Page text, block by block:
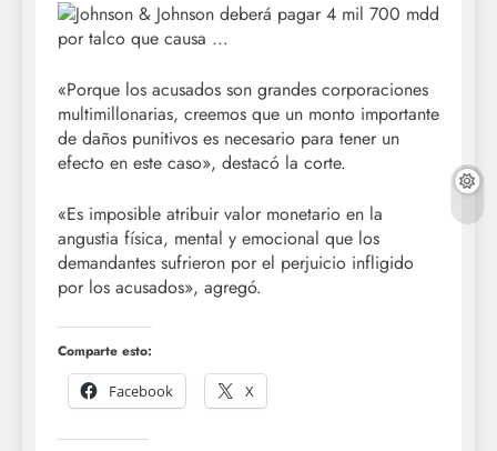
«Porque los acusados son grandes corporaciones
multimillonarias, creemos que un monto importante
de daños punitivos es necesario para tener un
efecto en este caso», destacó la corte.
«Es imposible atribuir valor monetario en la
angustia física, mental y emocional que los
demandantes sufrieron por el perjuicio infligido
por los acusados», agregó.
Comparte esto:
Facebook
X